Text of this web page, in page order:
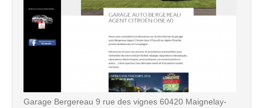
Garage Bergereau 9 rue des vignes 60420 Maignelay-